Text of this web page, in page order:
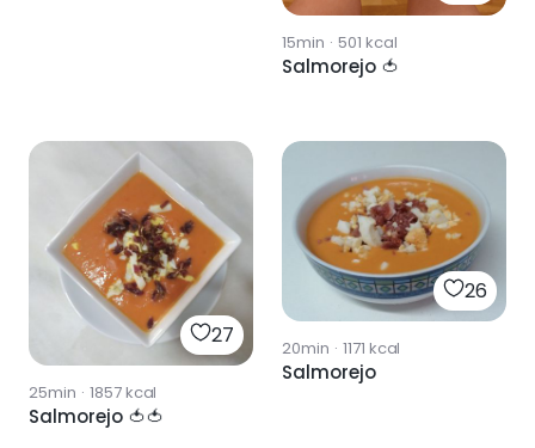
15min · 501 kcal
Salmorejo 🍅
27
25min · 1857kcal
Salmorejo 🍅🍅
26
20min · 1171 kcal
Salmorejo